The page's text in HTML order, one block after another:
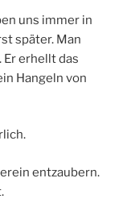
uns immer in
später. Man
Er erhellt das
Hangeln von
entzaubern.